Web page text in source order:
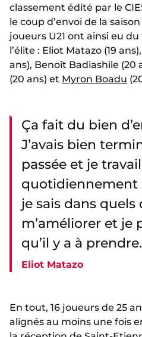
classement édité par le
le coup d’envoi de la
joueurs U21 ont ainsi eu
l’élite : Eliot Matazo (19
ans), Benoît Badiashile (20
(20 ans) et Myron Boadu
Ça fait du bien
J’avais bien
passée et je
quotidiennement
je sais dans
m’améliorer et je
qu’il y a à prendre.
Eliot Matazo
En tout, 16 joueurs de 25
alignés au moins une fois